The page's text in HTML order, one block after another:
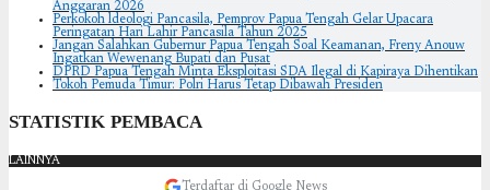
Anggaran 2026
Perkokoh ldeologi Pancasila, Pemprov Papua Tengah Gelar Upacara
Peringatan Hari Lahir Pancasila Tahun 2025
Jangan Salahkan Gubernur Papua Tengah Soal Keamanan, Freny Anouw
Ingatkan Wewenang Bupati dan Pusat
DPRD Papua Tengah Minta Eksploitasi SDA Ilegal di Kapiraya Dihentikan
Tokoh Pemuda Timur: Polri Harus Tetap Dibawah Presiden
STATISTIK PEMBACA
LAINNYA
Terdaftar di Google News